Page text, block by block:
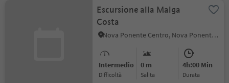
Escursione alla Malga
Costa
Nova Ponente Centro, Nova Ponente, Regione dolomitica Val d'Ega
Intermedio
Difficoltà
0 m
Salita
4h:00 Min
durata